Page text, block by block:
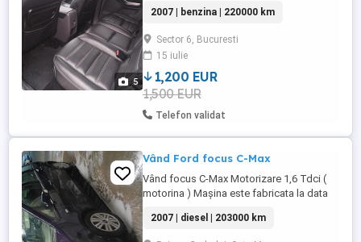
5
model mai inedit pot spune Mașina este a
mamei mele. Sau investit 8000 lei in
mașina Schimbat peda accelerație
Schimbat aripa +vopsit + restul mașini
Schimbat toba finala Schimbat ...
2007 | benzina | 220000 km
Sector 6, Bucuresti
15 iulie
1,200 EUR
1,500 EUR
Telefon validat
Vând Ford focus C-Max
Vând focus C-Max Motorizare 1,6 Tdci (
motorina ) Mașina este fabricata la data
mașinaerge foarte bine Reviziile făcute la
timp Kit ambreiaj schimbat anulez trecut
2007 | diesel | 203000 km